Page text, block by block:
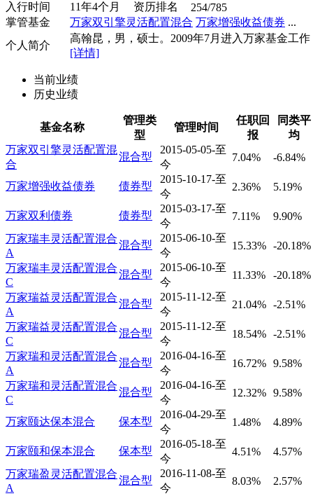
入行时间
11年4个月 资历排名
254/785
掌管基金
万家双引擎灵活配置混合 万家增强收益债券 ...
个人简介
高翰昆，男，硕士。2009年7月进入万家基金工作
[详情]
当前业绩
历史业绩
基金名称
管理类
型
管理时间
任职回
报
同类平
均
万家双引擎灵活配置混
合
混合型
2015-05-05-至
今
7.04% -6.84%
万家增强收益债券 债券型
2015-10-17-至
今
2.36% 5.19%
万家双利债券 债券型
2015-03-17-至
今
7.11%
9.90%
万家瑞丰灵活配置混合
A
混合型
2015-06-10-至
今
15.33% -20.18%
万家瑞丰灵活配置混合
C
混合型
2015-06-10-至
今
11.33%
-20.18%
万家瑞益灵活配置混合
A
混合型
2015-11-12-至
今
21.04% -2.51%
万家瑞益灵活配置混合
C
混合型
2015-11-12-至
今
18.54% -2.51%
万家瑞和灵活配置混合
A
混合型
2016-04-16-至
今
16.72% 9.58%
万家瑞和灵活配置混合
C
混合型
2016-04-16-至
今
12.32% 9.58%
万家颐达保本混合 保本型
2016-04-29-至
今
1.48% 4.89%
万家颐和保本混合 保本型
2016-05-18-至
今
4.51%
4.57%
万家瑞盈灵活配置混合
A
混合型
2016-11-08-至
今
8.03%
2.57%